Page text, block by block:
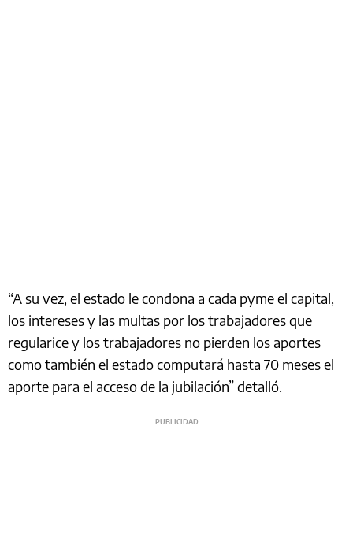
“A su vez, el estado le condona a cada pyme el capital,
los intereses y las multas por los trabajadores que
regularice y los trabajadores no pierden los aportes
como también el estado computará hasta 70 meses el
aporte para el acceso de la jubilación” detalló.